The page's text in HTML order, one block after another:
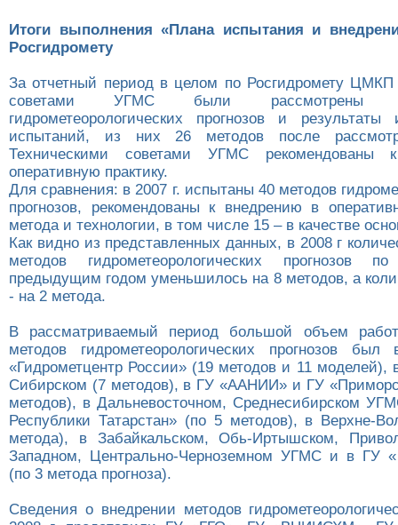
Итоги выполнения «Плана испытания и
Росгидромету
За отчетный период в целом по Росгидромету ЦМКП
советами УГМС были рассмотрены
гидрометеорологических прогнозов и результаты
испытаний, из них 26 методов после
Техническими советами УГМС рекомендованы
оперативную практику.
Для сравнения: в 2007 г. испытаны 40 методов
прогнозов, рекомендованы к внедрению в
метода и технологии, в том числе 15 – в качестве
Как видно из представленных данных, в 2008 г
методов гидрометеорологических прогнозов
предыдущим годом уменьшилось на 8 методов, а
- на 2 метода.
В рассматриваемый период большой объем
методов гидрометеорологических прогнозов
«Гидрометцентр России» (19 методов и 11
Сибирском (7 методов), в ГУ «ААНИИ» и ГУ
методов), в Дальневосточном, Среднесибирском
Республики Татарстан» (по 5 методов), в Верхне-
метода), в Забайкальском, Обь-Иртышском,
Западном, Центрально-Черноземном УГМС и в ГУ «
(по 3 метода прогноза).
Сведения о внедрении методов